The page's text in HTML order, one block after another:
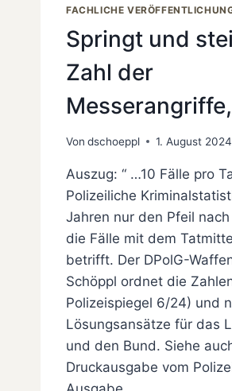
FACHLICHE
Springt und
Zahl der
Von dschoeppl 1. August 2024
Auszug: “ …10 Fälle pro
Polizeiliche
Jahren nur den Pfeil
die Fälle mit dem
betrifft. Der DPolG-
Schöppl ordnet die
Polizeispiegel 6/24) und
Lösungsansätze für das
und den Bund. Siehe
Druckausgabe vom